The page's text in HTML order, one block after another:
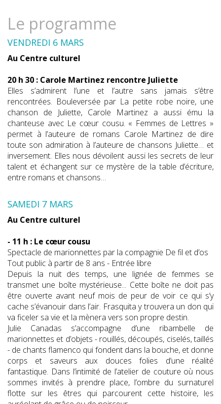
Le programme
VENDREDI 6 MARS
Au Centre culturel
20 h 30 : Carole Martinez rencontre Juliette
Elles s’admirent l’une et l’autre sans jamais s’être
rencontrées. Bouleversée par La petite robe noire, une
chanson de Juliette, Carole Martinez a aussi ému la
chanteuse avec Le cœur cousu. « Femmes de Lettres »
permet à l’auteure de romans Carole Martinez de dire
toute son admiration à l’auteure de chansons Juliette… et
inversement. Elles nous dévoilent aussi les secrets de leur
talent et échangent sur ce mystère de la table d’écriture,
entre romans et chansons…
SAMEDI 7 MARS
Au Centre culturel
- 11 h : Le cœur cousu
Spectacle de marionnettes par la compagnie De fil et d’os
Tout public à partir de 8 ans - Entrée libre
Depuis la nuit des temps, une lignée de femmes se
transmet une boîte mystérieuse... Cette boîte ne doit pas
être ouverte avant neuf mois de peur de voir ce qui s’y
cache s’évanouir dans l’air. Frasquita y trouvera un don qui
va ficeler sa vie et la mènera vers son propre destin.
Julie Canadas s’accompagne d’une ribambelle de
marionnettes et d’objets - rouillés, découpés, ciselés, taillés
- de chants flamenco qui fondent dans la bouche, et donne
corps et saveurs aux douces folies d’une réalité
fantastique. Dans l’intimité de l’atelier de couture où nous
sommes invités à prendre place, l’ombre du surnaturel
flotte sur les êtres qui parcourent cette histoire, les